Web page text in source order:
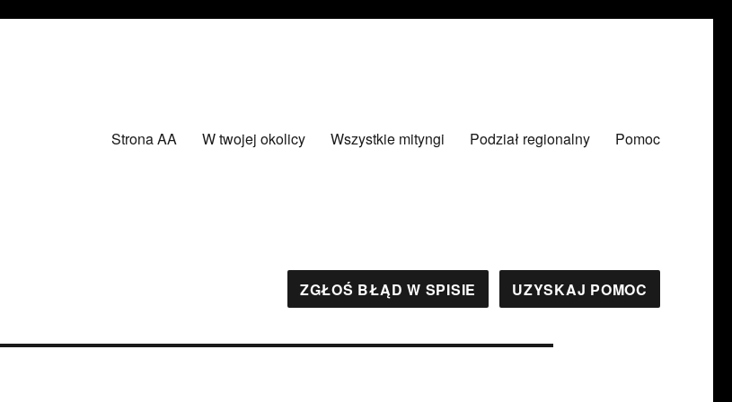
Strona AA W twojej okolicy Wszystkie mityngi Podział regionalny Pomoc
ZGŁOŚ BŁĄD W SPISIE UZYSKAJ POMOC